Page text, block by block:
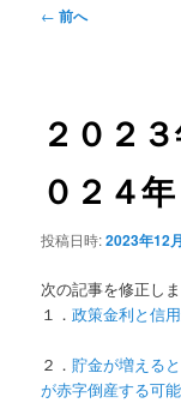
投
ー
ョ
← 前へ
２０２
０２４
投稿日時:2023年12
次の記事を修正しま
１．政策金利と信
２．貯金が増える
が赤字倒産する可